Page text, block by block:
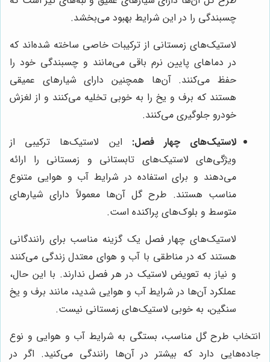
چسبندگی را در این شرایط بهبود می‌بخشد.
لاستیک‌های زمستانی از ترکیبات خاصی ساخته شده‌اند که
در دماهای پایین نرم باقی می‌مانند و چسبندگی خود را
حفظ می‌کنند. آن‌ها همچنین دارای شیارهای عمیقی
هستند که برف و یخ را به خوبی تخلیه می‌کنند و از لغزش
خودرو جلوگیری می‌کنند.
لاستیک‌های چهار فصل: این لاستیک‌ها ترکیبی از
ویژگی‌های لاستیک‌های تابستانی و زمستانی را ارائه
می‌دهند و برای استفاده در شرایط آب و هوایی متنوع
مناسب هستند. طرح گل آن‌ها معمولاً دارای شیارهای
متوسط و بلوک‌های پراکنده است.
لاستیک‌های چهار فصل یک گزینه مناسب برای رانندگانی
هستند که در مناطقی با آب و هوای معتدل زندگی می‌کنند
و نیاز به تعویض لاستیک در هر فصل ندارند. با این حال،
عملکرد آن‌ها در شرایط آب و هوایی شدید، مانند برف و یخ
سنگین، به خوبی لاستیک‌های زمستانی نیست.
انتخاب طرح گل مناسب، بستگی به شرایط آب و هوایی و نوع
جاده‌هایی دارد که بیشتر در آن‌ها رانندگی می‌کنید. اگر در